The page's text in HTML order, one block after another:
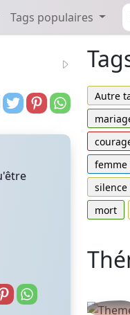
Tags populaires
Autre
femme
silence
mort